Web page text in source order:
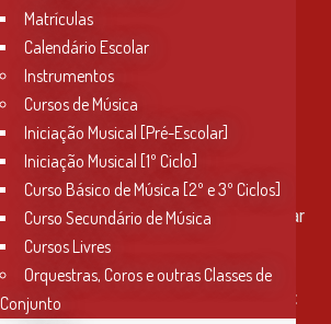
Contactos
Rua Miguel Bombarda, nº 4, 1º andar
2000-080 Santarém
info@conservatoriosantarem.pt
Matrículas
Calendário Escolar
Instrumentos
Cursos de Música
Iniciação Musical [Pré-Escolar]
Iniciação Musical [1º Ciclo]
Curso Básico de Música [2º e 3º Ciclos]
Curso Secundário de Música
Cursos Livres
Orquestras, Coros e outras Classes de
Conjunto